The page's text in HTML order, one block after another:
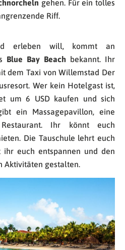
gehen. Für ein tolles
Riff.
erleben will, kommt an
Blue Bay Beach bekannt. Ihr
dem Taxi von Willemstad Der
Wer kein Hotelgast ist,
um 6 USD kaufen und sich
ein Massagepavillon, eine
Ihr könnt euch
Die Tauschule lehrt euch
ihr euch entspannen und den
Aktivitäten gestalten.